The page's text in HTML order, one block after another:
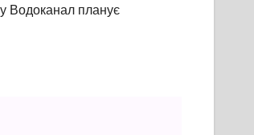
Водоканал планує